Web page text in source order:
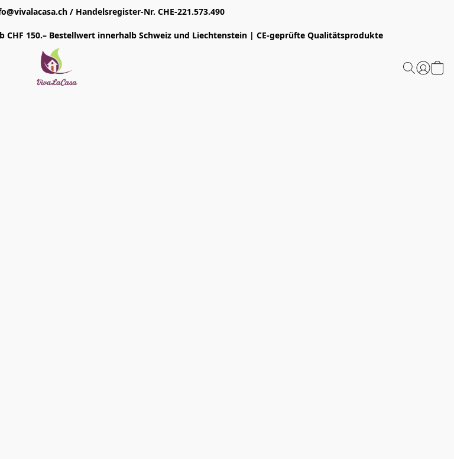
/ Handelsregister-Nr. CHE-221.573.490
150.– Bestellwert innerhalb Schweiz und Liechtenstein | CE-geprüfte Qualitätsprodukte